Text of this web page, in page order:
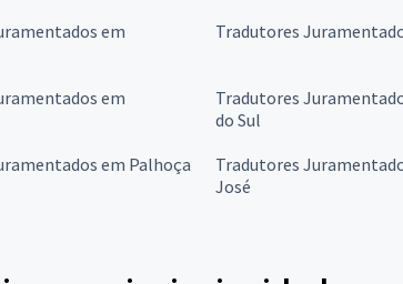
em
Tradutores
em
Tradutores
do Sul
em Palhoça
Tradutores
José